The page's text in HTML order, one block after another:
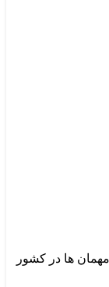
مهمان ها در کشور